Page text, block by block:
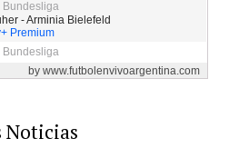
Noticias